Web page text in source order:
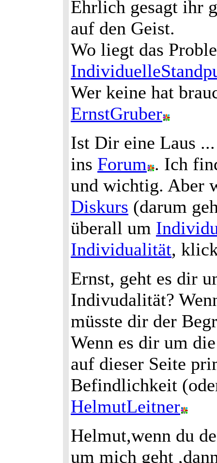
Ehrlich gesagt ihr
auf den Geist.
Wo liegt das
Wer keine hat
ErnstGruber
Ist Dir eine Laus
ins Forum . Ich
und wichtig. Aber
Diskurs (darum
überall um
Individualität,
Ernst, geht es dir
Indivudalität?
müsste dir der
Wenn es dir um
auf dieser Seite
Befindlichkeit
HelmutLeitner
Helmut,wenn du
um mich geht